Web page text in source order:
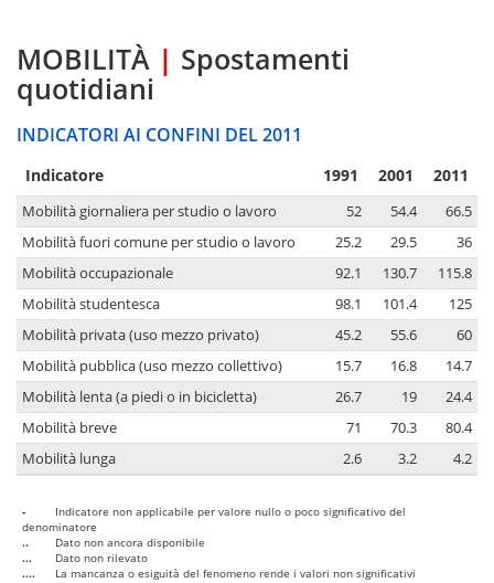
MOBILITÀ | Spostamenti
quotidiani
INDICATORI AI CONFINI DEL 2011
Indicatore 1991 2001 2011
Mobilità giornaliera per studio o lavoro 52 54.4
66.5
Mobilità fuori comune per studio o lavoro
25.2 29.5
36
Mobilità occupazionale
92.1 130.7
115.8
Mobilità studentesca
98.1 101.4
125
Mobilità privata (uso mezzo privato)
45.2 55.6
60
Mobilità pubblica (uso mezzo collettivo)
15.7 16.8
14.7
Mobilità lenta (a piedi o in bicicletta)
26.7 19
24.4
Mobilità breve
71 70.3
80.4
Mobilità lunga
2.6 3.2 4.2
-
Indicatore non applicabile per valore nullo o poco significativo del
denominatore
..
Dato non ancora disponibile
...
Dato non rilevato
....
La mancanza o esiguità del fenomeno rende i valori non significativi